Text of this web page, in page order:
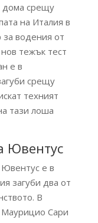
дома срещу
на Италия в
водения от
тежък тест
е в
срещу
техният
тази лоша
Ювентус
е в
загуби два от
В
Маурицио Сари